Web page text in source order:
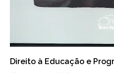
Direito à Educação e